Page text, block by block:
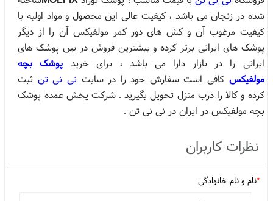
شده در زنجان می باشد ، کیفیت عالی این محصول و مواد اولیه با
کیفیت مرغوب آن و کش های دور کمر مولفیکس آن را از دیگر
پوشک های ایرانی برتر کرده و بیشترین فروش در بین پوشک های
ایرانی را در بازار دارا می باشد ، برای خرید پوشک بچه
مولفیکس کافی است سفارش خود را در سایت نی نی تن ثبت
کرده و کالا را درب منزل تحویل بگیرید . شرکت پخش عمده پوشک
بچه مولفیکس در ایران در نی نی تن .
نظرات کاربران
*نام و نام خانوادگی